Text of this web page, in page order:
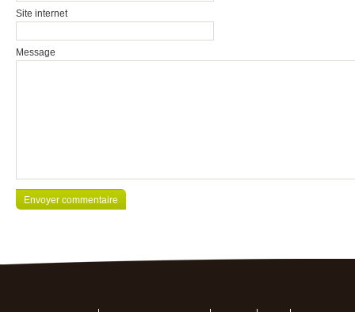
Site internet
Message